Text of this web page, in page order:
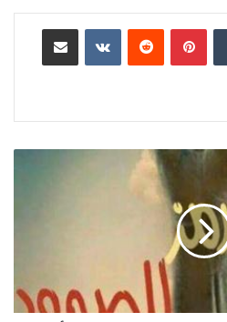
بينتيريست
مشاركة عبر البريد